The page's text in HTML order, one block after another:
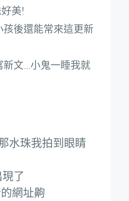
美!
後還能常來這更新
新文…小鬼一睡我就
水珠我拍到眼睛
了
網址齁